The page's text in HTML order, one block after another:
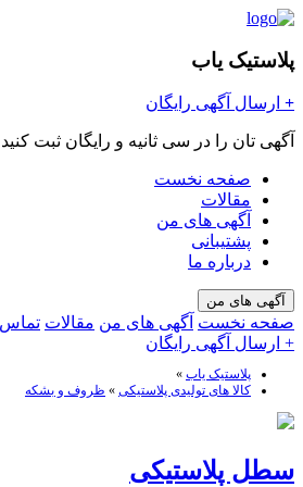
پلاستیک یاب
+ ارسال آگهی رایگان
آگهی تان را در سی ثانیه و رایگان ثبت کنید
صفحه نخست
مقالات
آگهی های من
پشتیبانی
درباره ما
آگهی های من
صفحه نخست آگهی های من مقالات تماس
+ ارسال آگهی رایگان
پلاستیک یاب »
کالا های تولیدی پلاستیکی » ظروف و بشکه
سطل پلاستیکی